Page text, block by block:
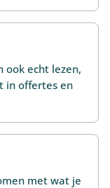
ook echt lezen,
in offertes en
met wat je